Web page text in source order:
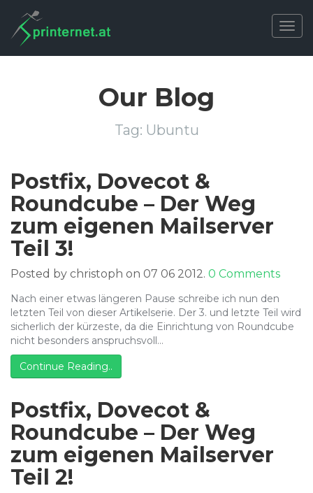
Our Blog
Tag: Ubuntu
Postfix, Dovecot &
Roundcube – Der Weg
zum eigenen Mailserver
Teil 3!
Posted by christoph on 07 06 2012. 0 Comments
Nach einer etwas längeren Pause schreibe ich nun den
letzten Teil von dieser Artikelserie. Der 3. und letzte Teil wird
sicherlich der kürzeste, da die Einrichtung von Roundcube
nicht besonders anspruchsvoll…
Continue Reading..
Postfix, Dovecot &
Roundcube – Der Weg
zum eigenen Mailserver
Teil 2!